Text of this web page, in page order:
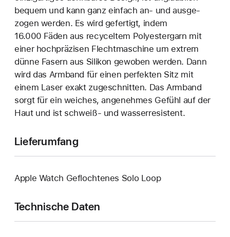
bequem und kann ganz einfach an‑ und ausge­
zogen werden. Es wird gefertigt, indem
16.000 Fäden aus recyceltem Polyester­garn mit
einer hoch­präzisen Flecht­maschine um extrem
dünne Fasern aus Silikon gewoben werden. Dann
wird das Armband für einen perfekten Sitz mit
einem Laser exakt zuge­schnitten. Das Armband
sorgt für ein weiches, angenehmes Gefühl auf der
Haut und ist schweiß- und wasser­resistent.
Lieferumfang
Apple Watch Geflochtenes Solo Loop
Technische Daten